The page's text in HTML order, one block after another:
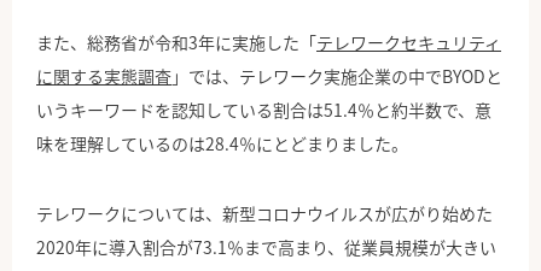
また、総務省が令和3年に実施した「テレワークセキュリティ
に関する実態調査 」では、テレワーク実施企業の中でBYODと
いうキーワードを認知している割合は51.4％と約半数で、意
味を理解しているのは28.4％にとどまりました。
テレワークについては、新型コロナウイルスが広がり始めた
2020年に導入割合が73.1％まで高まり、従業員規模が大きい